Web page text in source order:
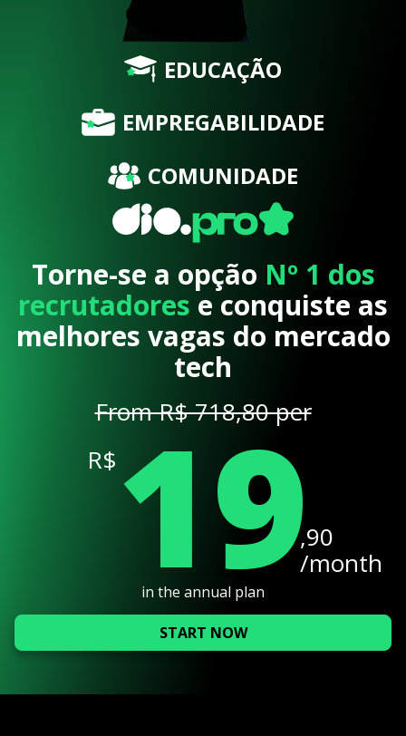
EDUCAÇÃO
EMPREGABILIDADE
COMUNIDADE
Torne-se a opção Nº 1 dos
recrutadores e conquiste as
melhores vagas do mercado
tech
From R$ 718,80 per
R$ 19,90
/month
in the annual plan
START NOW